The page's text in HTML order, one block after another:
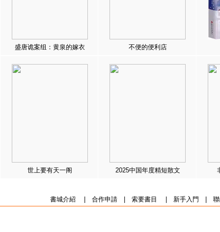
盛唐诡案组：黄泉的嫁衣 不便的便利店
世上要有天一阁 2025中国年度精短散文
書城介紹 合作申請| 索要書目 新手入門